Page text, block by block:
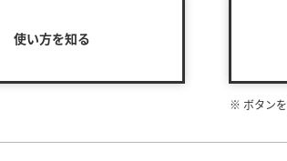
使い方を知る
※ ボタンを